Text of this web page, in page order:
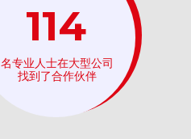
114
名专业人士在大型公司
找到了合作伙伴